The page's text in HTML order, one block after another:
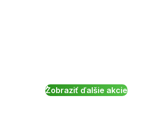
Zobraziť ďalšie akcie